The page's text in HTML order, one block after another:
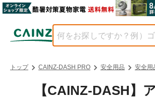
トップ CAINZ-DASH PRO 安全用品 安全用
【CAINZ-DASH】